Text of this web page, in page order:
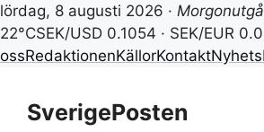
lördag, 8 augusti 2026 ·
22°CSEK/USD 0.1054 · SEK/EUR
ossRedaktionenKällorKontakt
innehållSverigePosten